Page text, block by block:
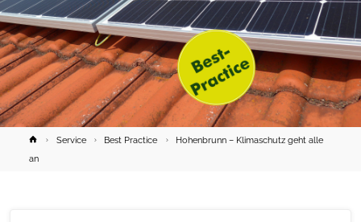
HomeService Best Practice
Hohenbrunn – Klimaschutz geht alle
an